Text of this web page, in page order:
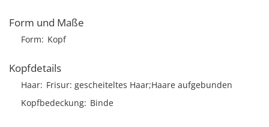
Form und Maße
Form Kopf
Kopfdetails
Haar Frisur gescheiteltes Haar;Haare aufgebunden
Kopfbedeckung Binde